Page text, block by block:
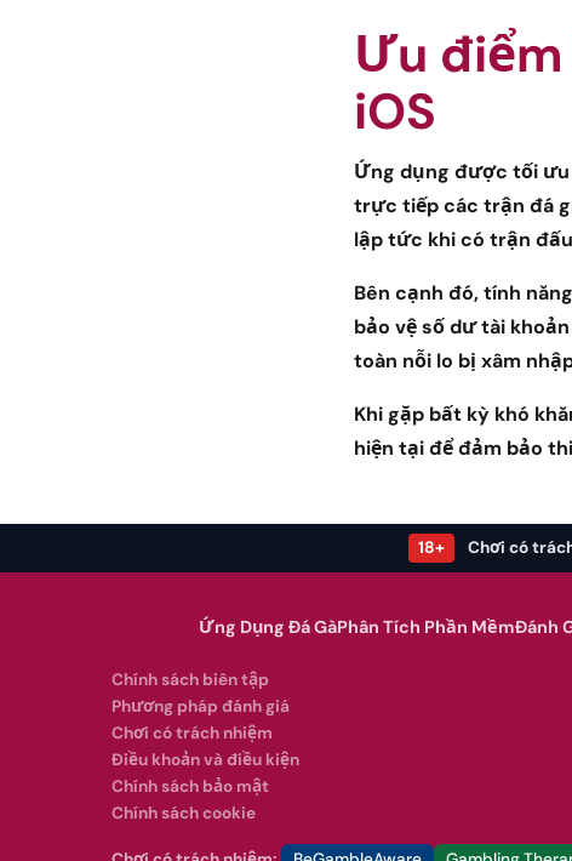
Ưu
iOS
Ứng dụng được tối ưu
trực tiếp các trận đá
lập tức khi có trận
Bên cạnh đó, tính
bảo vệ số dư tài
toàn nỗi lo bị xâm
Khi gặp bất kỳ khó
hiện tại để đảm bảo
18+ Chơi có
Ứng Dụng Đá GàPhân Tích Phần MềmĐánh
Chính sách biên tập
Phương pháp đánh giá
Chơi có trách nhiệm
Điều khoản và điều kiện
Chính sách bảo mật
Chính sách cookie